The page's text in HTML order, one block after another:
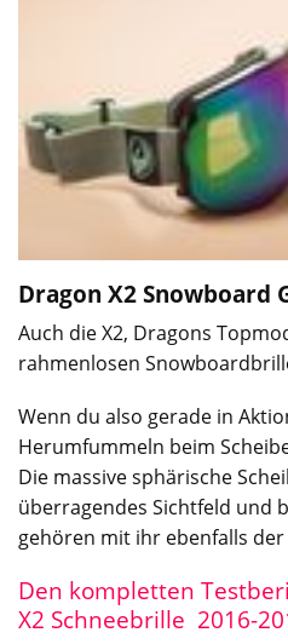
Dragon X2Snowboard
Auch die X2, Dragons
rahmenlosen
Wenn du also gerade in
Herumfummeln beim
Die massive sphärische
überragendes Sichtfeld und
gehören mit ihr ebenfalls
Den kompletten
X2 Schneebrille 2016-